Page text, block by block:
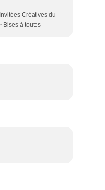
Créatives du
Bises à toutes